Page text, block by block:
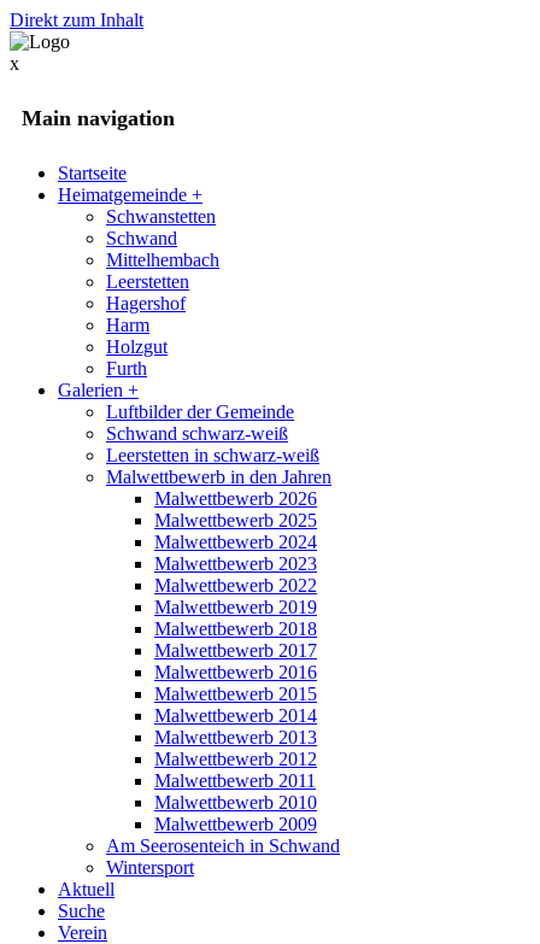
Direkt zum Inhalt
x
Main navigation
Startseite
Heimatgemeinde +
Schwanstetten
Schwand
Mittelhembach
Leerstetten
Hagershof
Harm
Holzgut
Furth
Galerien +
Luftbilder der Gemeinde
Schwand schwarz-weiß
Leerstetten in schwarz-weiß
Malwettbewerb in den Jahren
Malwettbewerb 2026
Malwettbewerb 2025
Malwettbewerb 2024
Malwettbewerb 2023
Malwettbewerb 2022
Malwettbewerb 2019
Malwettbewerb 2018
Malwettbewerb 2017
Malwettbewerb 2016
Malwettbewerb 2015
Malwettbewerb 2014
Malwettbewerb 2013
Malwettbewerb 2012
Malwettbewerb 2011
Malwettbewerb 2010
Malwettbewerb 2009
Am Seerosenteich in Schwand
Wintersport
Aktuell
Suche
Verein